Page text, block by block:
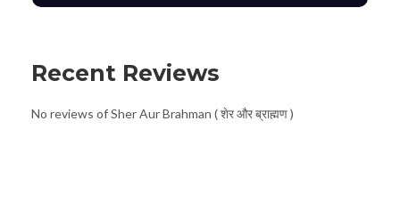
Recent Reviews
No reviews of Sher Aur Brahman ( शेर और ब्राह्मण )